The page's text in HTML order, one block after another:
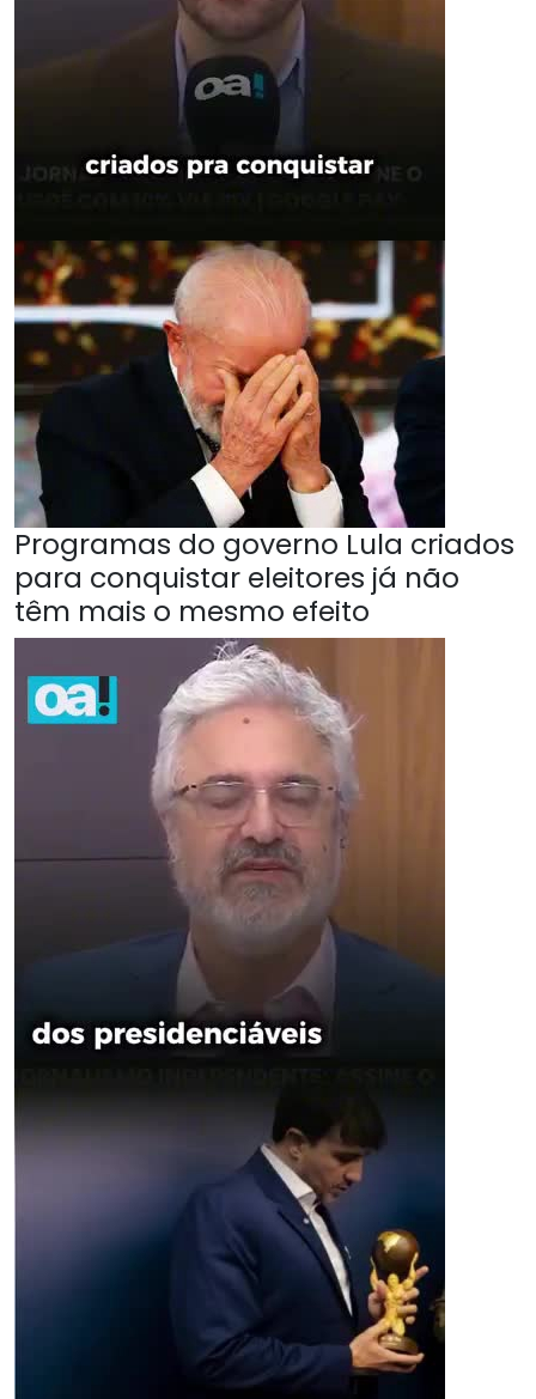
Programas do governo Lula criados
para conquistar eleitores já não
têm mais o mesmo efeito